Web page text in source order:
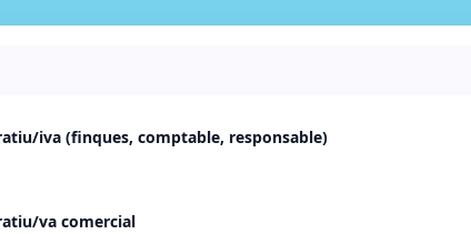
iva (finques, comptable, responsable)
va comercial